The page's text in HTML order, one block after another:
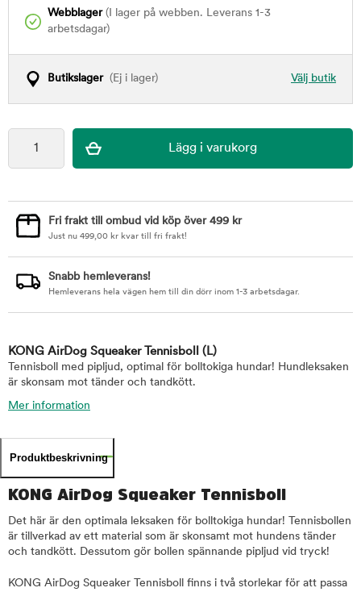
Webblager(I lager på webben. Leverans 1-3
arbetsdagar)
Välj butik
Butikslager(Ej i lager)
Fri frakt till ombud vid köp över 499 kr
Just nu 499,00 kr kvar till fri frakt!
Snabb hemleverans!
Hemleverans hela vägen hem till din dörr inom 1-3 arbetsdagar.
KONG AirDog Squeaker Tennisboll (L)
Tennisboll med pipljud, optimal för bolltokiga hundar! Hundleksaken
är skonsam mot tänder och tandkött.
Mer information
Produktbeskrivning
KONG AirDog Squeaker Tennisboll
Det här är den optimala leksaken för bolltokiga hundar! Tennisbollen
är tillverkad av ett material som är skonsamt mot hundens tänder
och tandkött. Dessutom gör bollen spännande pipljud vid tryck!
KONG AirDog Squeaker Tennisboll finns i två storlekar för att passa